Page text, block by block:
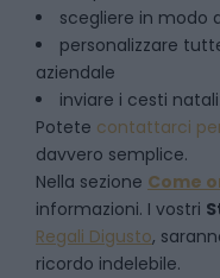
scegliere in modo
personalizzare
aziendale
inviare i cesti
Potete contattarci
davvero semplice.
Nella sezione Come
informazioni. I vostri
Regali Digusto,
ricordo indelebile.